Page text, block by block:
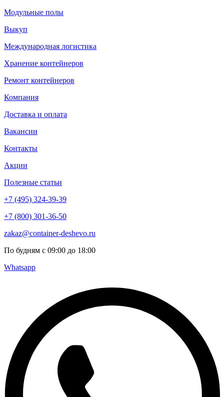
Модульные полы
Выкуп
Международная логистика
Хранение контейнеров
Ремонт контейнеров
Компания
Доставка и оплата
Вакансии
Контакты
Акции
Полезные статьи
+7 (495) 324-39-39
+7 (800) 301-36-50
zakaz@container-deshevo.ru
По будням с 09:00 до 18:00
Whatsapp